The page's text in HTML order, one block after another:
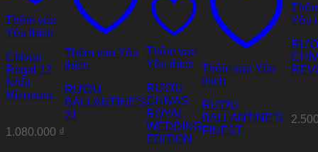
Thêm vào
Yêu thích
Chivas
Regal 12
Nhật
Mizunara
1.080.000 ₫
Thêm vào Yêu
thích
RƯỢU
BALLANTINE’S
21
Thêm vào
Yêu thích
RƯỢU
CHIVAS
ROYAL
WEDDING
EDITION
Thêm vào Yêu
thích
RƯỢU
BALLANTINE’S
FINEST
Yêu